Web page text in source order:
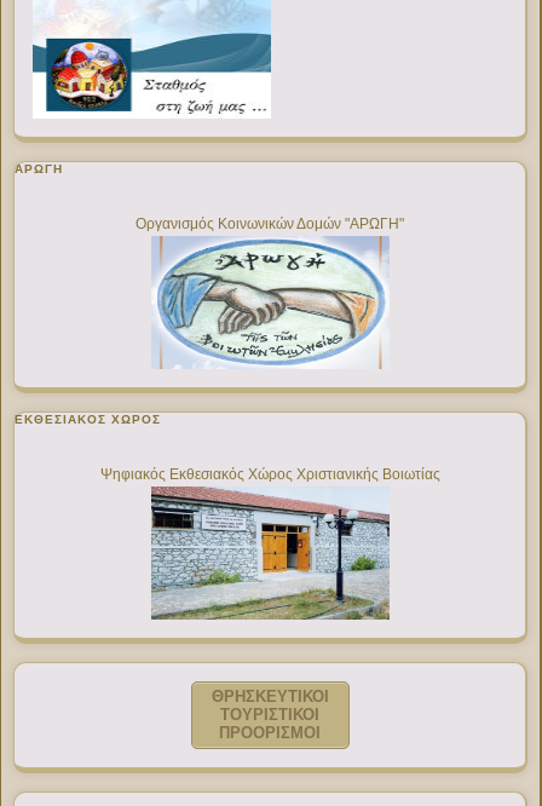
ΑΡΩΓΗ
Οργανισμός Κοινωνικών Δομών "ΑΡΩΓΗ"
ΕΚΘΕΣΙΑΚΌΣ ΧΏΡΟΣ
Ψηφιακός Εκθεσιακός Χώρος Χριστιανικής Βοιωτίας
ΘΡΗΣΚΕΥΤΙΚΟΙ
ΤΟΥΡΙΣΤΙΚΟΙ
ΠΡΟΟΡΙΣΜΟΙ